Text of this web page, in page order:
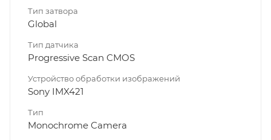
Тип затвора
Global
Тип датчика
Progressive Scan CMOS
Устройство обработки изображений
Sony IMX421
Тип
Monochrome Camera